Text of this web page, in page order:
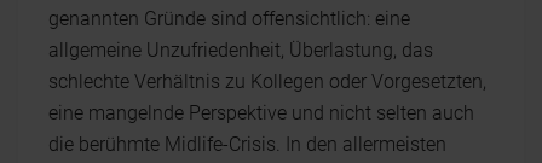
genannten Gründe sind offensichtlich: eine
allgemeine Unzufriedenheit, Überlastung, das
schlechte Verhältnis zu Kollegen oder Vorgesetzten,
eine mangelnde Perspektive und nicht selten auch
die berühmte Midlife-Crisis. In den allermeisten